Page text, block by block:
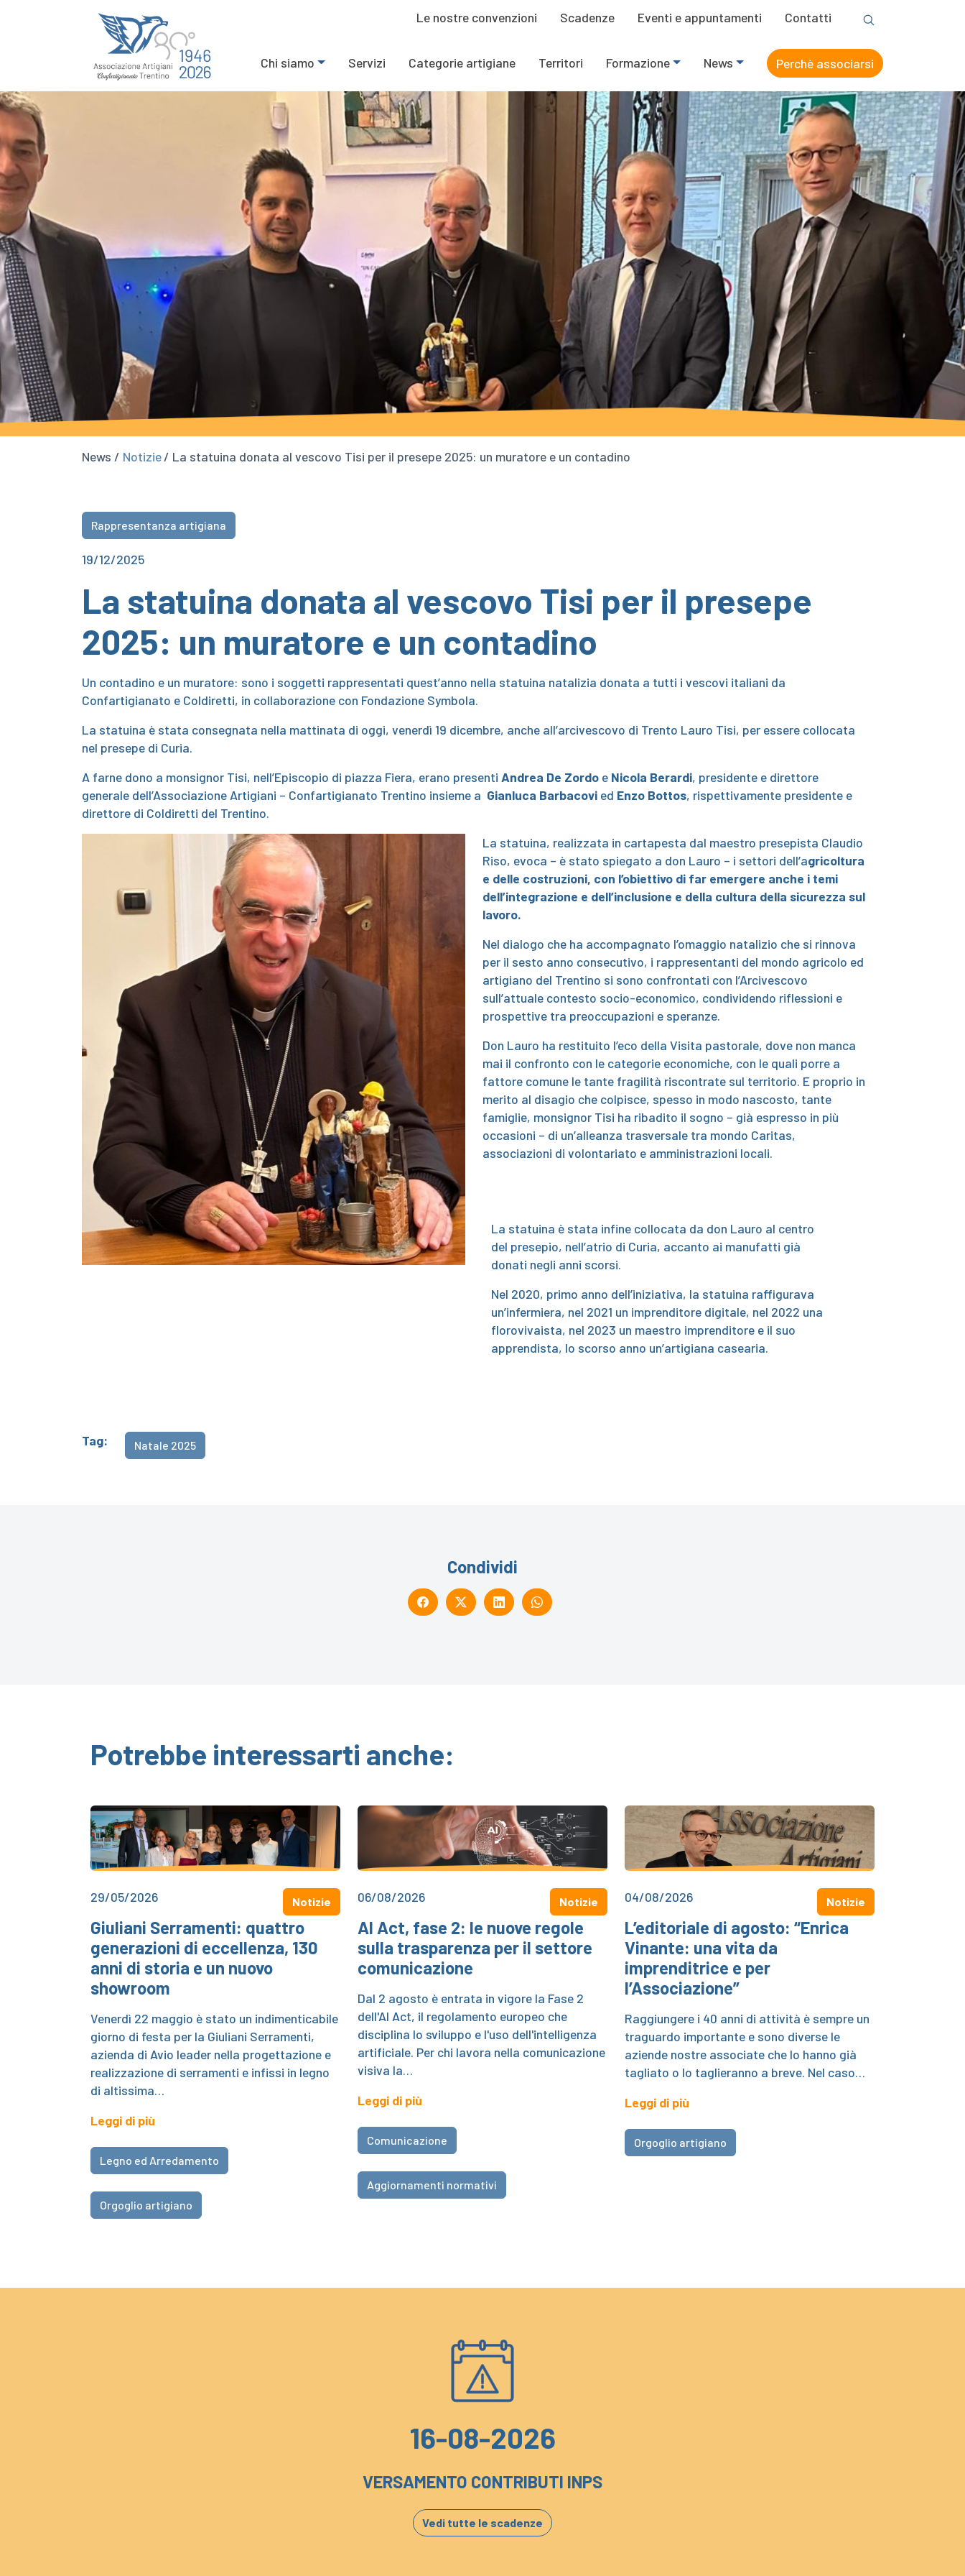
Le nostre convenzioni Scadenze Eventi e appuntamenti Contatti
Chi siamo Servizi Categorie artigiane Territori Formazione News Perchè associarsi
News / Notizie/ La statuina donata al vescovo Tisi per il presepe 2025: un muratore e un contadino
Rappresentanza artigiana
19/12/2025
La statuina donata al vescovo Tisi per il presepe
2025: un muratore e un contadino
Un contadino e un muratore: sono i soggetti rappresentati quest’anno nella statuina natalizia donata a tutti i vescovi italiani da
Confartigianato e Coldiretti, in collaborazione con Fondazione Symbola.
La statuina è stata consegnata nella mattinata di oggi, venerdì 19 dicembre, anche all’arcivescovo di Trento Lauro Tisi, per essere collocata
nel presepe di Curia.
A farne dono a monsignor Tisi, nell’Episcopio di piazza Fiera, erano presenti Andrea De Zordo e Nicola Berardi, presidente e direttore
generale dell’Associazione Artigiani – Confartigianato Trentino insieme a Gianluca Barbacovi ed Enzo Bottos, rispettivamente presidente e
direttore di Coldiretti del Trentino.
La statuina, realizzata in cartapesta dal maestro presepista Claudio
Riso, evoca – è stato spiegato a don Lauro – i settori dell’agricoltura
e delle costruzioni, con l’obiettivo di far emergere anche i temi
dell’integrazione e dell’inclusione e della cultura della sicurezza sul
lavoro.
Nel dialogo che ha accompagnato l’omaggio natalizio che si rinnova
per il sesto anno consecutivo, i rappresentanti del mondo agricolo ed
artigiano del Trentino si sono confrontati con l’Arcivescovo
sull’attuale contesto socio-economico, condividendo riflessioni e
prospettive tra preoccupazioni e speranze.
Don Lauro ha restituito l’eco della Visita pastorale, dove non manca
mai il confronto con le categorie economiche, con le quali porre a
fattore comune le tante fragilità riscontrate sul territorio. E proprio in
merito al disagio che colpisce, spesso in modo nascosto, tante
famiglie, monsignor Tisi ha ribadito il sogno – già espresso in più
occasioni – di un’alleanza trasversale tra mondo Caritas,
associazioni di volontariato e amministrazioni locali.
La statuina è stata infine collocata da don Lauro al centro
del presepio, nell’atrio di Curia, accanto ai manufatti già
donati negli anni scorsi.
Nel 2020, primo anno dell’iniziativa, la statuina raffigurava
un’infermiera, nel 2021 un imprenditore digitale, nel 2022 una
florovivaista, nel 2023 un maestro imprenditore e il suo
apprendista, lo scorso anno un’artigiana casearia.
Tag: Natale 2025
Condividi
Potrebbe interessarti anche:
29/05/2026 Notizie
Giuliani Serramenti: quattro
generazioni di eccellenza, 130
anni di storia e un nuovo
showroom
Venerdì 22 maggio è stato un indimenticabile
giorno di festa per la Giuliani Serramenti,
azienda di Avio leader nella progettazione e
realizzazione di serramenti e infissi in legno
di altissima…
Leggi di più
Legno ed Arredamento
Orgoglio artigiano
06/08/2026 Notizie
AI Act, fase 2: le nuove regole
sulla trasparenza per il settore
comunicazione
Dal 2 agosto è entrata in vigore la Fase 2
dell'AI Act, il regolamento europeo che
disciplina lo sviluppo e l'uso dell'intelligenza
artificiale. Per chi lavora nella comunicazione
visiva la…
Leggi di più
Comunicazione
Aggiornamenti normativi
04/08/2026 Notizie
L’editoriale di agosto: “Enrica
Vinante: una vita da
imprenditrice e per
l’Associazione”
Raggiungere i 40 anni di attività è sempre un
traguardo importante e sono diverse le
aziende nostre associate che lo hanno già
tagliato o lo taglieranno a breve. Nel caso…
Leggi di più
Orgoglio artigiano
16-08-2026
VERSAMENTO CONTRIBUTI INPS
Vedi tutte le scadenze